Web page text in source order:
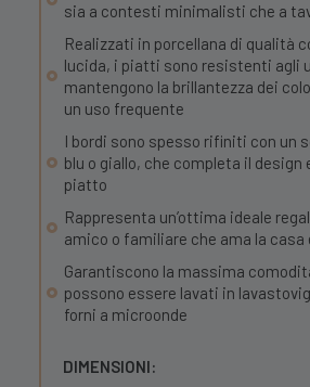
sia a contesti minimalisti che a
Realizzati in porcellana di qualità
lucida, i piatti sono resistenti agli
mantengono la brillantezza dei
un uso frequente
I bordi sono spesso rifiniti con un
blu o giallo, che completa il design
piatto
Rappresenta un’ottima ideale
amico o familiare che ama la casa
Garantiscono la massima
possono essere lavati in
forni a microonde
DIMENSIONI: